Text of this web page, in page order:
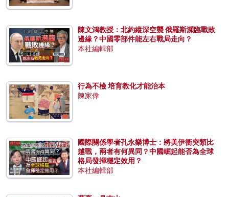
陳文鴻教授：北約縱深空襲 俄羅斯瀕臨戰敗
邊緣？中國零部件能左右戰局走向？
本社編輯部
行為不檢 培育教化才能治本
陳家偉
國際關係學者孔永樂博士：將美伊衝突類比
越戰，兩者有何異同？中國崛起能否為全球
格局發揮穩定效用？
本社編輯部